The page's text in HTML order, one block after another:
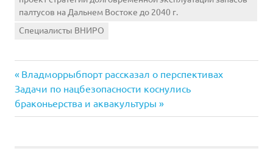
палтусов на Дальнем Востоке до 2040 г.
Специалисты ВНИРО
Навигация
по
Previous
Post:
Владморрыбпорт рассказал о перспективах
Next
Post:
Задачи по нацбезопасности коснулись
браконьерства и аквакультуры